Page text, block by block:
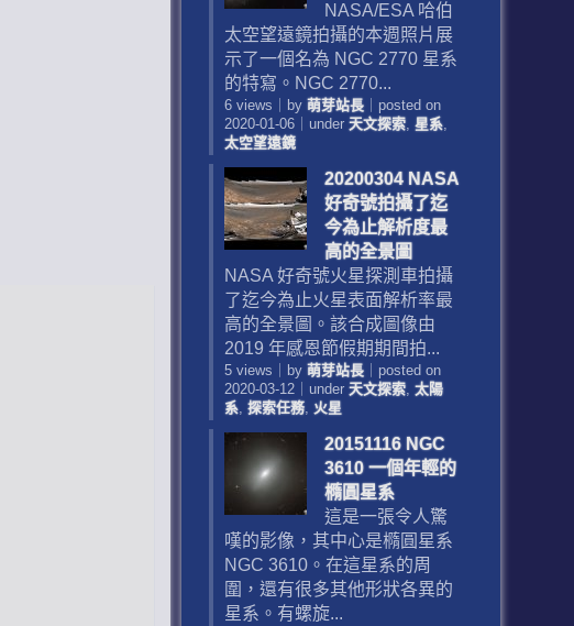
NASA/ESA 哈伯
太空望遠鏡拍攝的本週照片展
示了一個名為 NGC 2770 星系
的特寫。NGC 2770...
6 views by 萌芽站長｜ posted on
2020-01-06｜ under 天文探索, 星系,
太空望遠鏡
20200304 NASA
好奇號拍攝了迄
今為止解析度最
高的全景圖
NASA 好奇號火星探測車拍攝
了迄今為止火星表面解析率最
高的全景圖。該合成圖像由
2019 年感恩節假期期間拍...
5 views by 萌芽站長｜ posted on
2020-03-12｜ under 天文探索, 太陽
系, 探索任務, 火星
20151116 NGC
3610 一個年輕的
橢圓星系
這是一張令人驚
嘆的影像，其中心是橢圓星系
NGC 3610。在這星系的周
圍，還有很多其他形狀各異的
星系。有螺旋...